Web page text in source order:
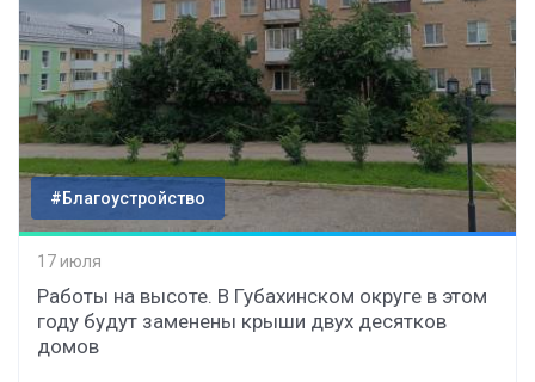
#Благоустройство
17 июля
Работы на высоте. В Губахинском округе в этом
году будут заменены крыши двух десятков
домов